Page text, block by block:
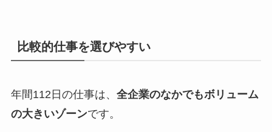
比較的仕事を選びやすい
年間112日の仕事は、 全企業のなかでもボリューム
の大きいゾーンです。